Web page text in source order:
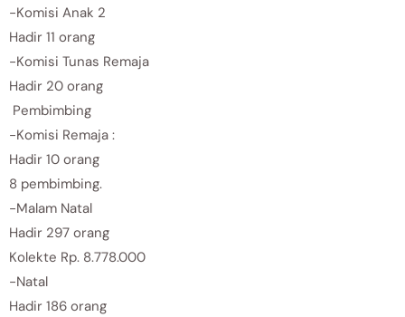
-Komisi Anak 2
Hadir 11 orang
-Komisi Tunas Remaja
Hadir 20 orang
Pembimbing
-Komisi Remaja :
Hadir 10 orang
8 pembimbing.
-Malam Natal
Hadir 297 orang
Kolekte Rp. 8.778.000
-Natal
Hadir 186 orang